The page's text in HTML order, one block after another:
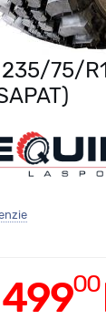
235/75/
49900